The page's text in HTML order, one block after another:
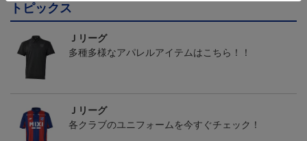
トピックス
Ｊリーグ
多種多様なアパレルアイテムはこちら！！
Ｊリーグ
各クラブのユニフォームを今すぐチェック！